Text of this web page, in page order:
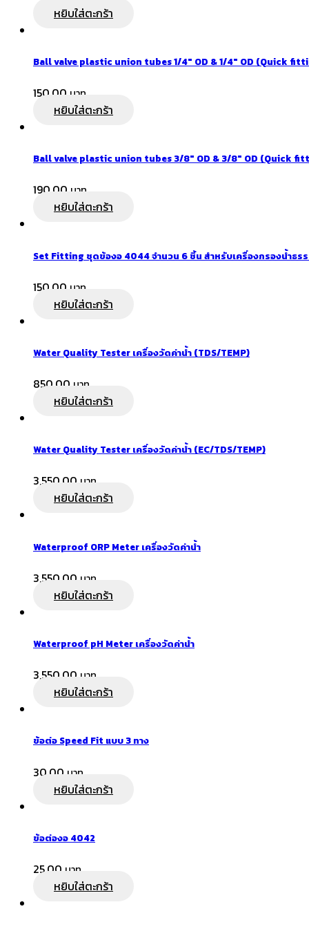
หยิบใส่ตะกร้า
Ball valve plastic union tubes 1/4″ OD & 1/4″ OD (Quick
150.00
หยิบใส่ตะกร้า
Ball valve plastic union tubes 3/8″ OD & 3/8″ OD (Quick
190.00
หยิบใส่ตะกร้า
Set Fitting ชุดข้องอ 4044 จำนวน 6 ชิ้น สำหรับเครื่องกรองน้ำธร
150.00
หยิบใส่ตะกร้า
Water Quality Tester เครื่องวัดค่าน้ำ (TDS/TEMP)
850.00
หยิบใส่ตะกร้า
Water Quality Tester เครื่องวัดค่าน้ำ (EC/TDS/TEMP)
3,550.00
หยิบใส่ตะกร้า
Waterproof ORP Meter เครื่องวัดค่าน้ำ
3,550.00
หยิบใส่ตะกร้า
Waterproof pH Meter เครื่องวัดค่าน้ำ
3,550.00
หยิบใส่ตะกร้า
ข้อต่อ Speed Fit แบบ 3 ทาง
30.00
หยิบใส่ตะกร้า
ข้อต่องอ 4042
25.00
หยิบใส่ตะกร้า